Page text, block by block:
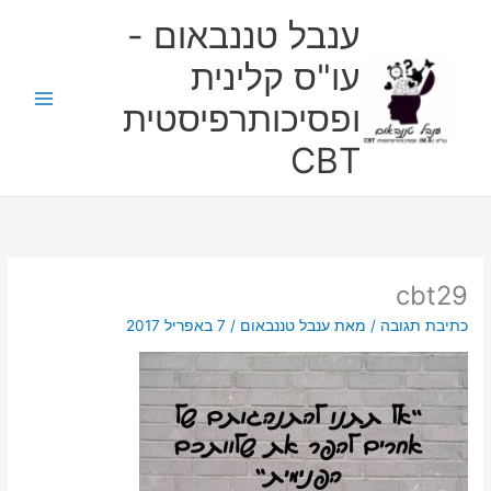
ענבל טננבאום -
עו"ס קלינית
ופסיכותרפיסטית
CBT
cbt29
כתיבת תגובה / מאתענבל טננבאום/ 7 באפריל 2017